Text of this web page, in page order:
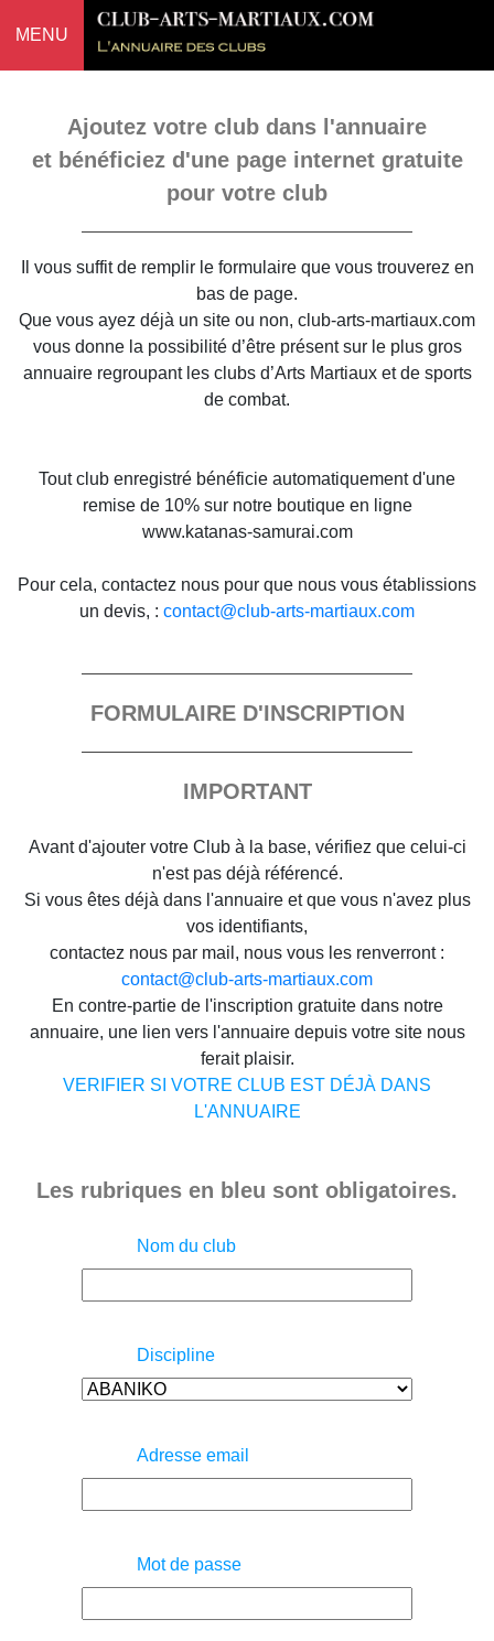
MENU
Ajoutez votre club dans l'annuaire
et bénéficiez d'une page internet gratuite
pour votre club
Il vous suffit de remplir le formulaire que vous trouverez en
bas de page.
Que vous ayez déjà un site ou non, club-arts-martiaux.com
vous donne la possibilité d’être présent sur le plus gros
annuaire regroupant les clubs d’Arts Martiaux et de sports
de combat.
Tout club enregistré bénéficie automatiquement d'une
remise de 10% sur notre boutique en ligne
www.katanas-samurai.com
Pour cela, contactez nous pour que nous vous établissions
un devis, : contact@club-arts-martiaux.com
FORMULAIRE D'INSCRIPTION
IMPORTANT
Avant d'ajouter votre Club à la base, vérifiez que celui-ci
n'est pas déjà référencé.
Si vous êtes déjà dans l'annuaire et que vous n'avez plus
vos identifiants,
contactez nous par mail, nous vous les renverront :
contact@club-arts-martiaux.com
En contre-partie de l'inscription gratuite dans notre
annuaire, une lien vers l'annuaire depuis votre site nous
ferait plaisir.
VERIFIER SI VOTRE CLUB EST DÉJÀ DANS
L'ANNUAIRE
Les rubriques en bleu sont obligatoires.
Nom du club
Discipline
Adresse email
Mot de passe